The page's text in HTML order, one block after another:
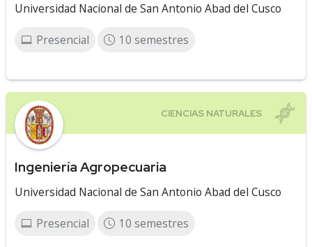
Universidad Nacional de San Antonio Abad del Cusco
Presencial 10 semestres
Ingeniería Agropecuaria
Universidad Nacional de San Antonio Abad del Cusco
Presencial 10 semestres